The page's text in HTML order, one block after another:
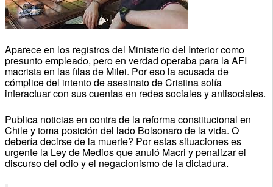
Aparece en los registros del Ministerio del Interior como
presunto empleado, pero en verdad operaba para la AFI
macrista en las filas de Milei. Por eso la acusada de
cómplice del intento de asesinato de Cristina solía
interactuar con sus cuentas en redes sociales y antisociales.
Publica noticias en contra de la reforma constitucional en
Chile y toma posición del lado Bolsonaro de la vida. O
debería decirse de la muerte? Por estas situaciones es
urgente la Ley de Medios que anuló Macri y penalizar el
discurso del odio y el negacionismo de la dictadura.